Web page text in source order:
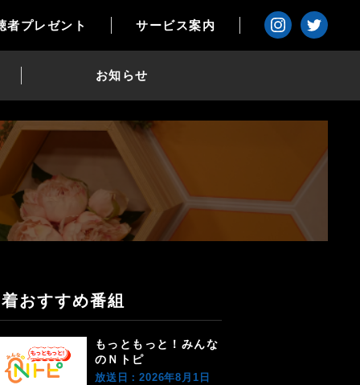
者プレゼント サービス案内
お知らせ
新着おすすめ番組
もっともっと！みんな
のＮトピ
放送日：2026年8月1日